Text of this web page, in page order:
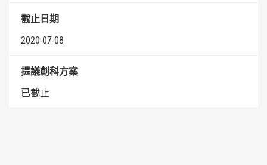
截止日期
2020-07-08
提議創科方案
已截止